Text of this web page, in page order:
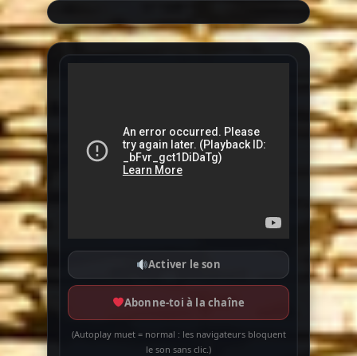
Activer le son
Abonne-toi à la chaîne
(Autoplay muet = normal : les navigateurs bloquent
le son sans clic.)